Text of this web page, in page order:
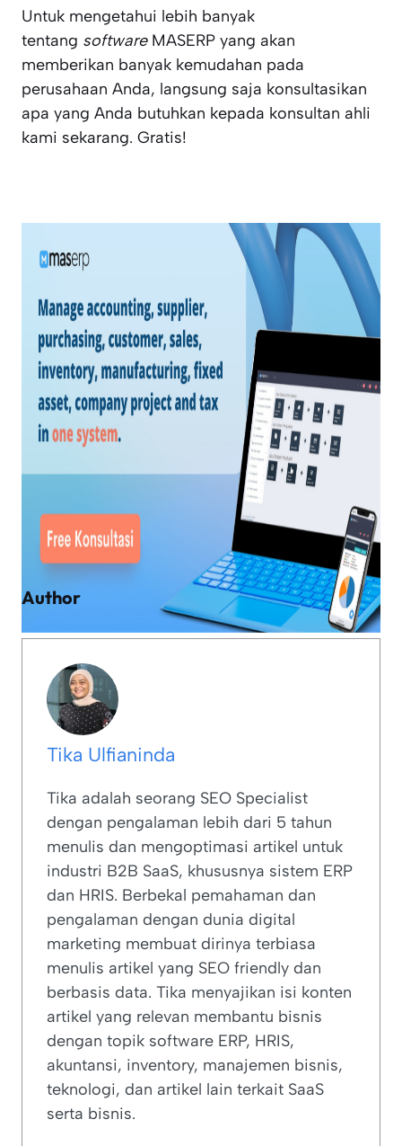
Untuk mengetahui lebih banyak
tentang software MASERP yang akan
memberikan banyak kemudahan pada
perusahaan Anda, langsung saja konsultasikan
apa yang Anda butuhkan kepada konsultan ahli
kami sekarang. Gratis!
Author
Tika Ulfianinda
Tika adalah seorang SEO Specialist
dengan pengalaman lebih dari 5 tahun
menulis dan mengoptimasi artikel untuk
industri B2B SaaS, khususnya sistem ERP
dan HRIS. Berbekal pemahaman dan
pengalaman dengan dunia digital
marketing membuat dirinya terbiasa
menulis artikel yang SEO friendly dan
berbasis data. Tika menyajikan isi konten
artikel yang relevan membantu bisnis
dengan topik software ERP, HRIS,
akuntansi, inventory, manajemen bisnis,
teknologi, dan artikel lain terkait SaaS
serta bisnis.